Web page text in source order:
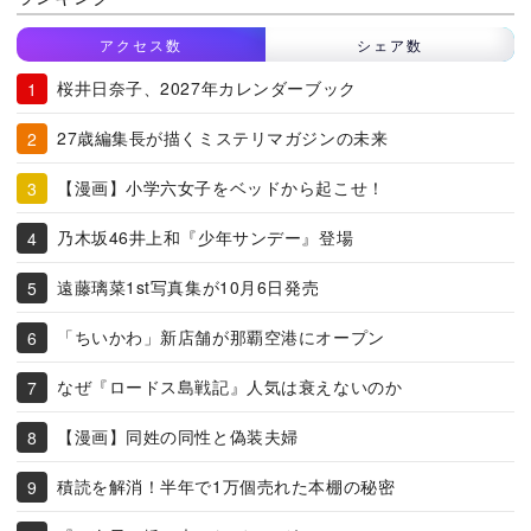
アクセス数 シェア数
桜井日奈子、2027年カレンダーブック
27歳編集長が描くミステリマガジンの未来
【漫画】小学六女子をベッドから起こせ！
乃木坂46井上和『少年サンデー』登場
遠藤璃菜1st写真集が10月6日発売
「ちいかわ」新店舗が那覇空港にオープン
なぜ『ロードス島戦記』人気は衰えないのか
【漫画】同姓の同性と偽装夫婦
積読を解消！半年で1万個売れた本棚の秘密